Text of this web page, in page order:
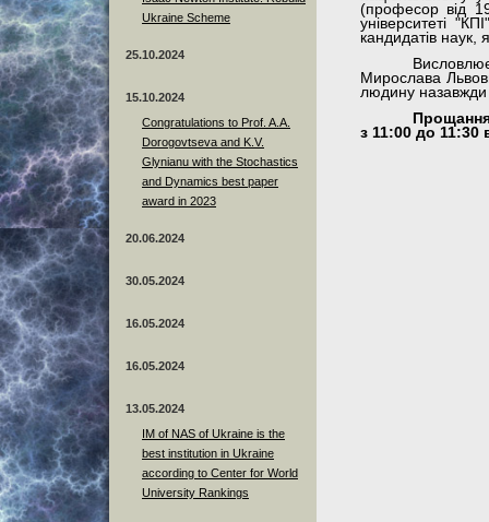
Ukraine Scheme
25.10.2024
15.10.2024
Congratulations to Prof. A.A.
Dorogovtseva and K.V.
Glynianu with the Stochastics
and Dynamics best paper
award in 2023
20.06.2024
30.05.2024
16.05.2024
16.05.2024
13.05.2024
ІМ of NAS of Ukraine is the
best institution in Ukraine
according to Center for World
University Rankings
(професор від
університеті
кандидатів наук,
Мирослава
людину назавжди
з 11:00 до 11:30